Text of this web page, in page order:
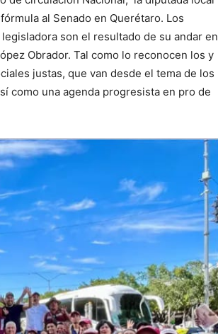
al Senado en Querétaro. Los
son el resultado de su andar en
Obrador. Tal como lo reconocen los y
justas, que van desde el tema de los
como una agenda progresista en pro de